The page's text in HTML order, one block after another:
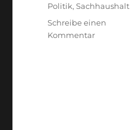
Politik,Sachhaushalt
Schreibe einen
Kommentarzu